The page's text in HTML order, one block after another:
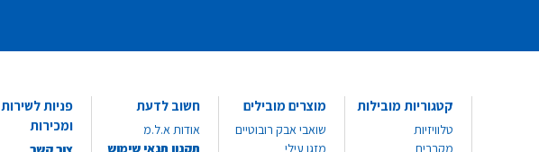
קטגוריות מובילות
טלוויזיות
מקררים
מוצרים מובילים
שואבי אבק רובוטיים
מזגן עילי
חשוב לדעת
אודות א.ל.מ
תקנון תנאי שימוש
פניות לשירות
ומכירות